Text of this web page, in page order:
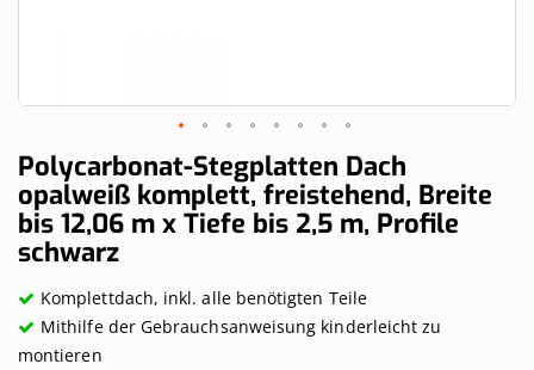
Skip
to
the
beginning
of
the
images
gallery
Polycarbonat-Stegplatten Dach
opalweiß komplett, freistehend, Breite
bis 12,06 m x Tiefe bis 2,5 m, Profile
schwarz
Komplettdach, inkl. alle benötigten Teile
Mithilfe der Gebrauchsanweisung kinderleicht zu
montieren